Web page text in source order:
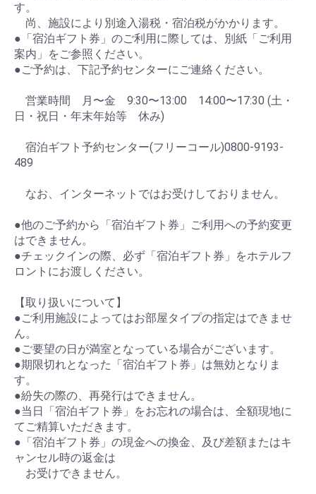
す。
尚、施設により別途入湯税・宿泊税がかかります。
●「宿泊ギフト券」のご利用に際しては、別紙「ご利用
案内」をご参照ください。
●ご予約は、下記予約センターにご連絡ください。
営業時間 月〜金 9:30〜13:00 14:00〜17:30 (土・
日・祝日・年末年始等 休み)
宿泊ギフト予約センター(フリーコール)0800-9193-
489
なお、インターネットではお受けしておりません。
●他のご予約から「宿泊ギフト券」ご利用への予約変更
はできません。
●チェックインの際、必ず「宿泊ギフト券」をホテルフ
ロントにお渡しください。
【取り扱いについて】
●ご利用施設によってはお部屋タイプの指定はできませ
ん。
●ご要望の日が満室となっている場合がございます。
●期限切れとなった「宿泊ギフト券」は無効となりま
す。
●紛失の際の、再発行はできません。
●当日「宿泊ギフト券」をお忘れの場合は、全額現地に
てご精算いただきます。
●「宿泊ギフト券」の現金への換金、及び差額またはキ
ャンセル時の返金は
お受けできません。